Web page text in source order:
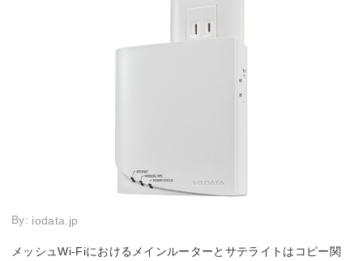
By: iodata.jp
メッシュWi-Fiにおけるメインルーターとサテライトはコピー関